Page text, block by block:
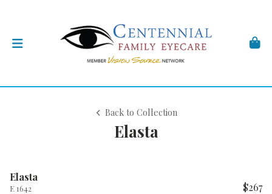
Back to Collection
Elasta
Elasta
E 1642 $267